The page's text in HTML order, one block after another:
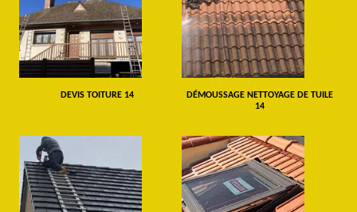
DEVIS TOITURE 14
DÉMOUSSAGE NETTOYAGE DE TUILE
14